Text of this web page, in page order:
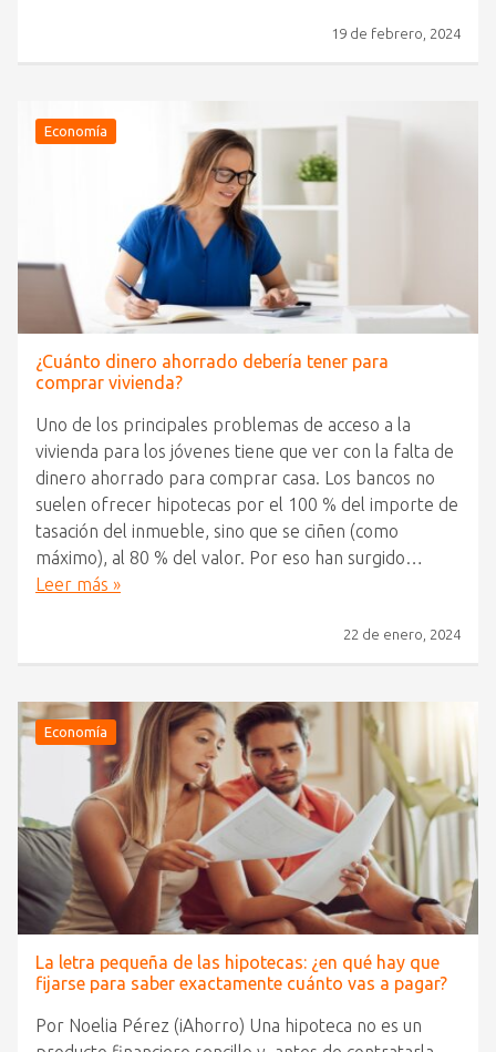
19 de febrero, 2024
Economía
¿Cuánto dinero ahorrado debería tener para
comprar vivienda?
Uno de los principales problemas de acceso a la
vivienda para los jóvenes tiene que ver con la falta de
dinero ahorrado para comprar casa. Los bancos no
suelen ofrecer hipotecas por el 100 % del importe de
tasación del inmueble, sino que se ciñen (como
máximo), al 80 % del valor. Por eso han surgido…
Leer más »
22 de enero, 2024
Economía
La letra pequeña de las hipotecas: ¿en qué hay que
fijarse para saber exactamente cuánto vas a pagar?
Por Noelia Pérez (iAhorro) Una hipoteca no es un